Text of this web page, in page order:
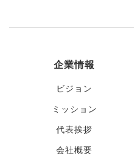
企業情報
ビジョン
ミッション
代表挨拶
会社概要